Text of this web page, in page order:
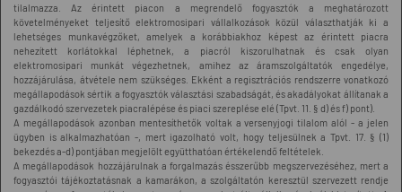
tilalmazza. Az érintett piacon a megrendelő fogyasztók a meghatározott
követelményeket teljesítő elektromosipari vállalkozások közül választhatják ki a
lehetséges munkavégzőket, amelyek a korábbiakhoz képest az érintett piacra
nehezített korlátokkal léphetnek, a piacról kiszorulhatnak és csak olyan
elektromosipari munkát végezhetnek, amihez az áramszolgáltatók engedélye,
hozzájárulása, átvétele nem szükséges. Ekként a regisztrációs rendszerre vonatkozó
megállapodások sértik a fogyasztók választási szabadságát, és akadályokat állítanak a
gazdálkodó szervezetek piacralépése és piaci szereplése elé (Tpvt. 11. § d) és f) pont).
A megállapodások azonban mentesíthetők voltak a versenyjogi tilalom alól - a jelen
ügyben is alkalmazhatóan -, mert igazolható volt, hogy teljesülnek a Tpvt. 17. § (1)
bekezdés a-d) pontjában megjelölt együtthatóan értékelendő feltételek.
A megállapodások hozzájárulnak a forgalmazás ésszerűbb megszervezéséhez, mert a
fogyasztói tájékoztatásnak a kamarákon, a szolgáltatón keresztül szervezett rendje